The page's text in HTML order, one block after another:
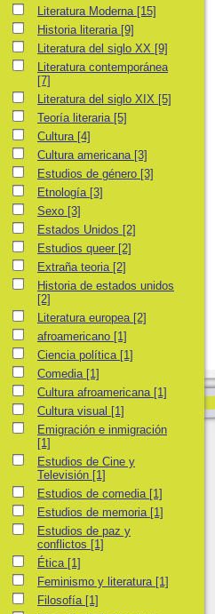
Literatura Moderna
Literatura Moderna [15]
Historia literaria
Historia literaria [9]
Literatura del siglo XX
Literatura del siglo XX [9]
Literatura contemporánea
Literatura contemporánea
[7]
Literatura del siglo XIX
Literatura del siglo XIX [5]
Teoría literaria
Teoría literaria [5]
CulturaCultura [4]
Cultura americana
Cultura americana [3]
Estudios de género
Estudios de género [3]
EtnologíaEtnología [3]
SexoSexo [3]
Estados Unidos
Estados Unidos [2]
Estudios queer
Estudios queer [2]
Extraña teoria
Extraña teoria [2]
Historia de estados unidos
Historia de estados unidos
[2]
Literatura europea
Literatura europea [2]
afroamericano
afroamericano [1]
Ciencia política
Ciencia política [1]
ComediaComedia [1]
Cultura afroamericana
Cultura afroamericana [1]
Cultura visual
Cultura visual [1]
Emigración e inmigración
Emigración e inmigración
[1]
Estudios de Cine y Televisión
Estudios de Cine y
Televisión [1]
Estudios de comedia
Estudios de comedia [1]
Estudios de memoria
Estudios de memoria [1]
Estudios de paz y conflictos
Estudios de paz y
conflictos [1]
ÉticaÉtica [1]
Feminismo y literatura
Feminismo y literatura [1]
FilosofíaFilosofía [1]